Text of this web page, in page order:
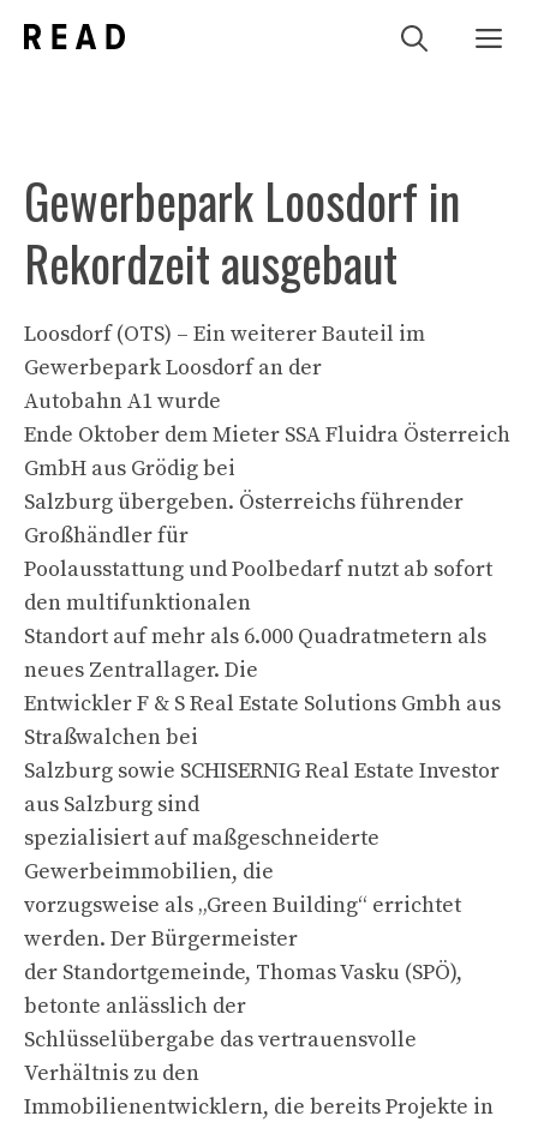
Inhalt
Gewerbepark Loosdorf in
Rekordzeit ausgebaut
Loosdorf (OTS) – Ein weiterer Bauteil im
Gewerbepark Loosdorf an der
Autobahn A1 wurde
Ende Oktober dem Mieter SSA Fluidra Österreich
GmbH aus Grödig bei
Salzburg übergeben. Österreichs führender
Großhändler für
Poolausstattung und Poolbedarf nutzt ab sofort
den multifunktionalen
Standort auf mehr als 6.000 Quadratmetern als
neues Zentrallager. Die
Entwickler F & S Real Estate Solutions Gmbh aus
Straßwalchen bei
Salzburg sowie SCHISERNIG Real Estate Investor
aus Salzburg sind
spezialisiert auf maßgeschneiderte
Gewerbeimmobilien, die
vorzugsweise als „Green Building“ errichtet
werden. Der Bürgermeister
der Standortgemeinde, Thomas Vasku (SPÖ),
betonte anlässlich der
Schlüsselübergabe das vertrauensvolle
Verhältnis zu den
Immobilienentwicklern, die bereits Projekte in